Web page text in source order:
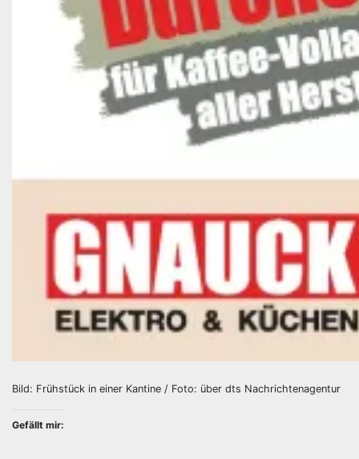
Bild: Frühstück in einer Kantine / Foto: über dts Nachrichtenagentur
Gefällt mir: